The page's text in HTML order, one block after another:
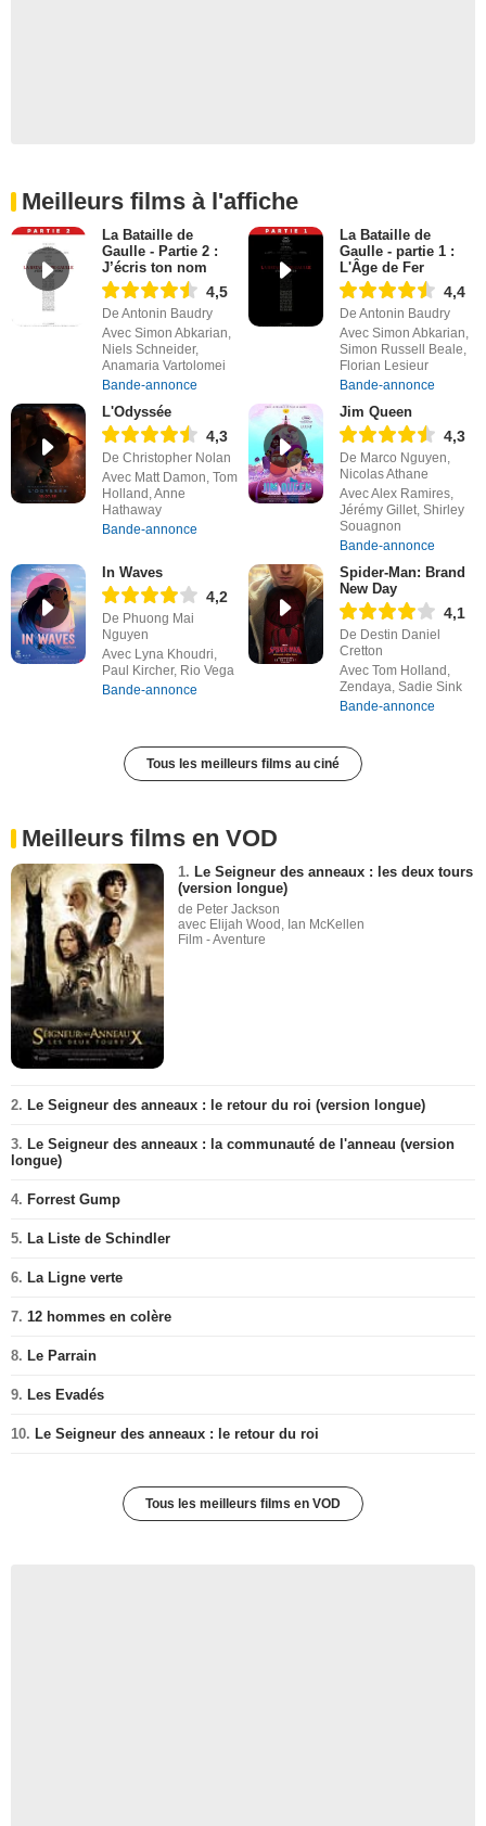
Meilleurs films à l'affiche
La Bataille de
Gaulle - Partie 2 :
J’écris ton nom
4,5
De Antonin Baudry
Avec Simon Abkarian,
Niels Schneider,
Anamaria Vartolomei
Bande-annonce
La Bataille de
Gaulle - partie 1 :
L'Âge de Fer
4,4
De Antonin Baudry
Avec Simon Abkarian,
Simon Russell Beale,
Florian Lesieur
Bande-annonce
L'Odyssée
4,3
De Christopher Nolan
Avec Matt Damon, Tom
Holland, Anne
Hathaway
Bande-annonce
Jim Queen
4,3
De Marco Nguyen,
Nicolas Athane
Avec Alex Ramires,
Jérémy Gillet, Shirley
Souagnon
Bande-annonce
In Waves
4,2
De Phuong Mai
Nguyen
Avec Lyna Khoudri,
Paul Kircher, Rio Vega
Bande-annonce
Spider-Man: Brand
New Day
4,1
De Destin Daniel
Cretton
Avec Tom Holland,
Zendaya, Sadie Sink
Bande-annonce
Tous les meilleurs films au ciné
Meilleurs films en VOD
1. Le Seigneur des anneaux : les deux tours
(version longue)
de Peter Jackson
avec Elijah Wood, Ian McKellen
Film - Aventure
2. Le Seigneur des anneaux : le retour du roi (version longue)
3. Le Seigneur des anneaux : la communauté de l'anneau (version
longue)
4. Forrest Gump
5. La Liste de Schindler
6. La Ligne verte
7. 12 hommes en colère
8. Le Parrain
9. Les Evadés
10. Le Seigneur des anneaux : le retour du roi
Tous les meilleurs films en VOD